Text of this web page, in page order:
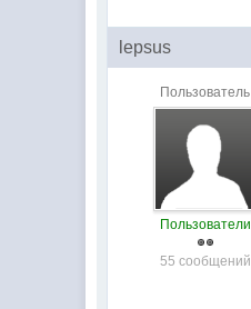
lepsus
Пользователь
Пользователи
55 сообщений